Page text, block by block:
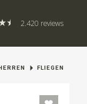
2.420 reviews
HERREN FLIEGEN